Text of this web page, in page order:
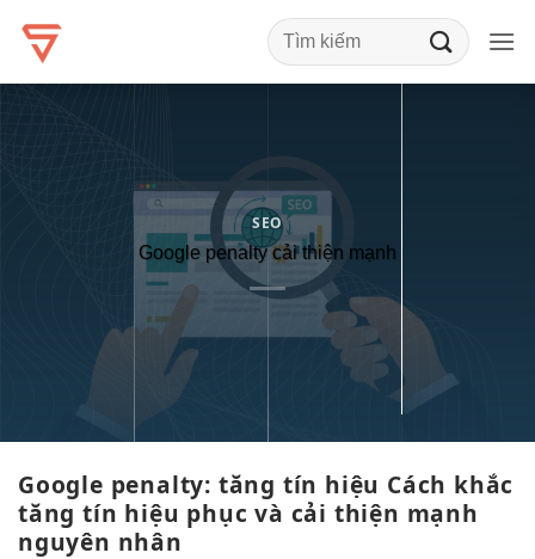
qua
SEO
Google penalty cải thiện mạnh
Google penalty: tăng tín hiệu Cách khắc
tăng tín hiệu phục và cải thiện mạnh
nguyên nhân